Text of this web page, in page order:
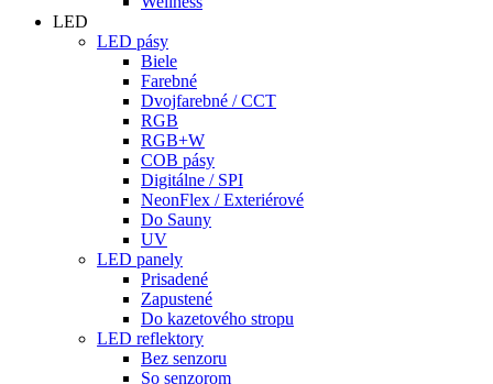
LED
LED pásy
Biele
Farebné
Dvojfarebné / CCT
RGB
RGB+W
COB pásy
Digitálne / SPI
NeonFlex / Exteriérové
Do Sauny
UV
LED panely
Prisadené
Zapustené
Do kazetového stropu
LED reflektory
Bez senzoru
So senzorom